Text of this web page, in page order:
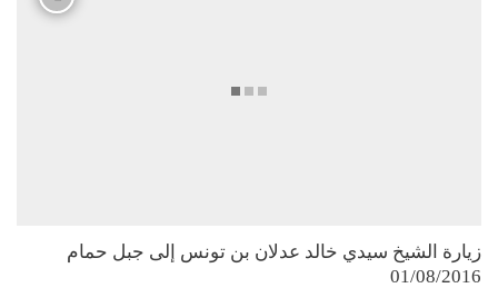
زيارة الشيخ سيدي خالد عدلان بن تونس إلى جبل حمام
01/08/2016